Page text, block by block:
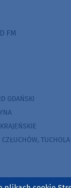
FM
GDAŃSKI
CZŁUCHÓW, TUCHOLA